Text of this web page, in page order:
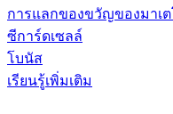
การแลกของขวัญของมาเต
ซีการ์ดเซลล์
โบนัส
เรียนรู้เพิ่มเติม